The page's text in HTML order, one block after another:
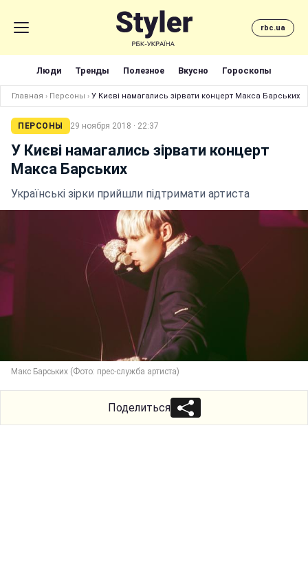
rbc.ua
Люди Тренды Полезное Вкусно Гороскопы
Главная › Персоны › У Києві намагались зірвати концерт Макса Барських
ПЕРСОНЫ 29 ноября 2018 · 22:37
У Києві намагались зірвати концерт
Макса Барських
Українські зірки прийшли підтримати артиста
Макс Барських (Фото: прес-служба артиста)
Поделиться